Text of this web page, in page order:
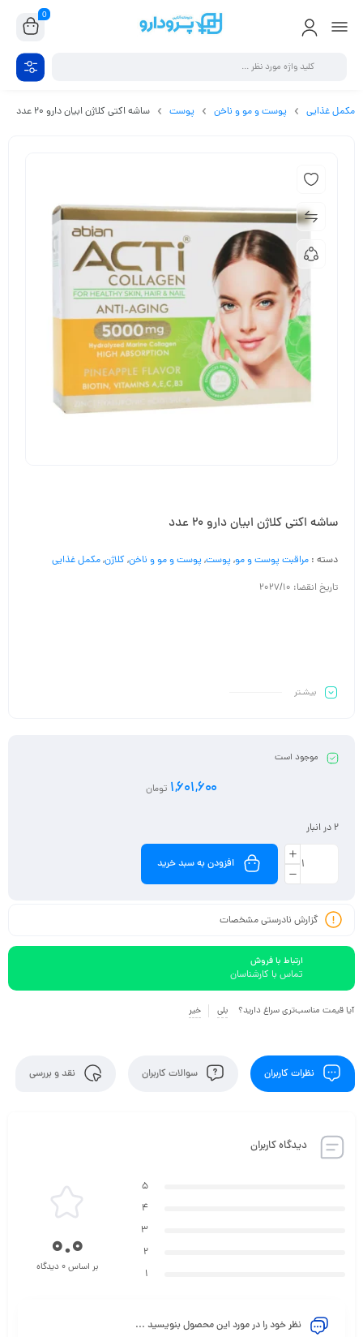
0
مکمل غذایی پوست و مو و ناخن پوست ساشه اکتی کلاژن ابیان دارو 20 عدد
ساشه اکتی کلاژن ابیان دارو 20 عدد
دسته : مراقبت پوست و مو, پوست, پوست و مو و ناخن,کلاژن,مکمل غذایی
تاریخ انقضا: 2027/10
بیشـتر
موجود است
1,601,600 تومان
2 در انبار
افزودن به سبد خرید
گزارش نادرستی مشخصات
ارتباط با فروش
تماس با کارشناسان
آیا قیمت مناسب‌تری سراغ دارید؟ بلی خیر
نظرات کاربران سوالات کاربران نقد و بررسی
دیدگاه کاربران
5
4
3
2
1
0.0
بر اساس 0 دیدگاه
نظر خود را در مورد این محصول بنویسید ...